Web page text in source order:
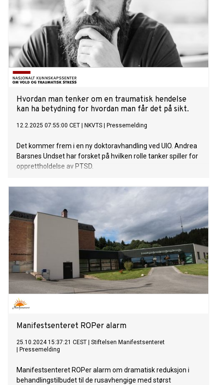
Hvordan man tenker om en traumatisk hendelse
kan ha betydning for hvordan man får det på sikt.
12.2.2025 07:55:00 CET NKVTS Pressemelding
Det kommer frem i en ny doktoravhandling ved UIO. Andrea
Barsnes Undset har forsket på hvilken rolle tanker spiller for
opprettholdelse av PTSD.
Manifestsenteret ROPer alarm
25.10.2024 15:37:21 CEST
Stiftelsen Manifestsenteret
Pressemelding
Manifestsenteret ROPer alarm om dramatisk reduksjon i
behandlingstilbudet til de rusavhengige med størst